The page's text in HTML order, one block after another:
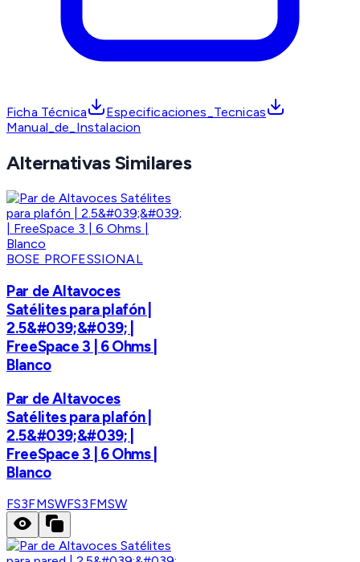
Ficha Técnica
Especificaciones_Tecnicas
Manual_de_Instalacion
Alternativas Similares
BOSE PROFESSIONAL
Par de Altavoces
Satélites para plafón |
2.5&#039;&#039; |
FreeSpace 3 | 6 Ohms |
Blanco
Par de Altavoces
Satélites para plafón |
2.5&#039;&#039; |
FreeSpace 3 | 6 Ohms |
Blanco
FS3FMSWFS3FMSW